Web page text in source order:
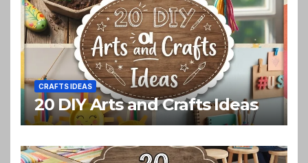
CRAFTS IDEAS
20 DIY Arts and Crafts Ideas